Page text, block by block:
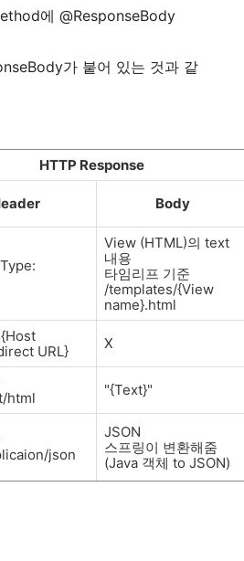
에 @ResponseBody
가 붙어 있는 것과 같
HTTP Response
Body
View (HTML)의 text
내용
타임리프 기준
/templates/{View
name}.html
URL}
X
html
"{Text}"
json
JSON
스프링이 변환해줌
(Java 객체 to JSON)